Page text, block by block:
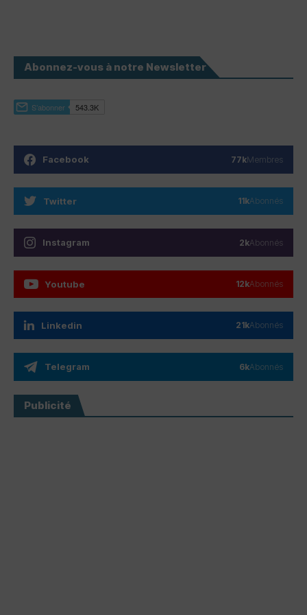
Abonnez-vous à notre Newsletter
Facebook 77kMembres
Twitter 11kAbonnés
Instagram 2kAbonnés
Youtube 12kAbonnés
Linkedin 21kAbonnés
Telegram 6kAbonnés
Publicité